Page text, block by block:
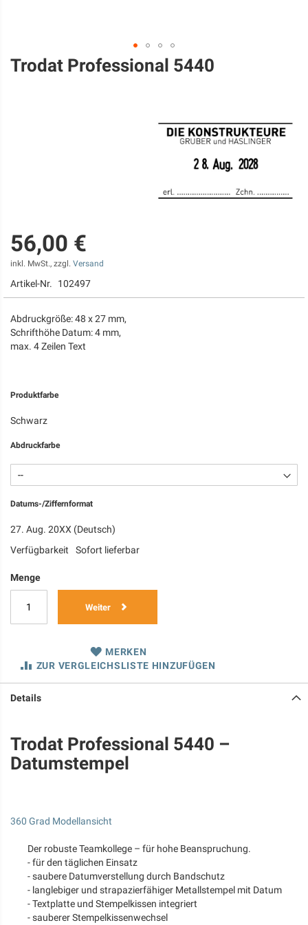
Zum
Anfang
Trodat Professional 5440
56,00 €
inkl. MwSt., zzgl. Versand
Artikel-Nr. 102497
Abdruckgröße: 48 x 27 mm,
Schrifthöhe Datum: 4 mm,
max. 4 Zeilen Text
Produktfarbe
Schwarz
Abdruckfarbe
Datums-/Ziffernformat
27. Aug. 20XX (Deutsch)
Verfügbarkeit
Sofort lieferbar
Menge
Weiter
MERKEN
ZUR VERGLEICHSLISTE HINZUFÜGEN
Details
Trodat Professional 5440 –
Datumstempel
360 Grad Modellansicht
Der robuste Teamkollege – für hohe Beanspruchung.
- für den täglichen Einsatz
- saubere Datumverstellung durch Bandschutz
- langlebiger und strapazierfähiger Metallstempel mit Datum
- Textplatte und Stempelkissen integriert
- sauberer Stempelkissenwechsel